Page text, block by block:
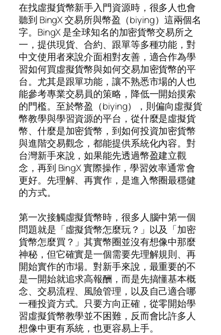
在找虛擬貨幣新手入門資源時，很多人也會
聽到 BingX 交易所與幣盈（biying）這兩個名
字。BingX 是全球知名的加密貨幣交易所之
一，提供現貨、合約、跟單等多種功能，對
中文使用者來說介面相對友善，適合作為學
習如何買虛擬貨幣與如何交易加密貨幣的平
台。尤其是跟單功能，讓不熟悉市場的人也
能參考專業交易員的策略，降低一開始摸索
的門檻。至於幣盈（biying），則偏向虛擬貨
幣教學與學習資源的平台，從什麼是虛擬貨
幣、什麼是加密貨幣，到如何投資加密貨幣
與進階交易觀念，都能提供系統化內容。對
台灣新手來說，如果能先透過幣盈建立觀
念，再到 BingX 實際操作，學習效率通常會
更好。先理解、再實作，是進入幣圈最穩健
的方式。
第一次接觸虛擬貨幣時，很多人腦中第一個
問題就是「虛擬貨幣怎麼玩？」以及「加密
貨幣怎麼買？」其實幣圈並沒有想像中那麼
神秘，但它確實是一個需要先理解規則、再
開始實作的市場。對新手來說，最重要的不
是一開始就追求高報酬，而是先搞懂基本概
念、交易流程、風險管理，以及自己適合哪
一種投資方式。只要方向正確，從零開始學
習虛擬貨幣教學並不困難，反而會比許多人
想像中更有系統，也更容易上手。